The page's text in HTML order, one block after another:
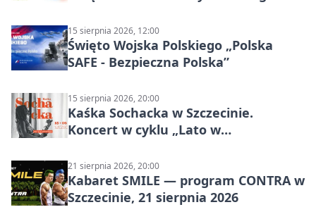
15 sierpnia 2026, 12:00
Święto Wojska Polskiego „Polska
SAFE - Bezpieczna Polska”
15 sierpnia 2026, 20:00
Kaśka Sochacka w Szczecinie.
Koncert w cyklu „Lato w
21 sierpnia 2026, 20:00
Kabaret SMILE — program CONTRA w
Szczecinie, 21 sierpnia 2026